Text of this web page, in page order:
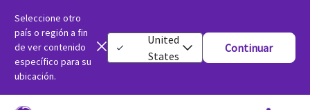
Seleccione otro
país o región a fin
de ver contenido
específico para su
ubicación.
United
States
Continuar